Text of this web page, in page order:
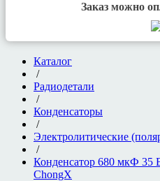
Заказ можно
Каталог
/
Радиодетали
/
Конденсаторы
/
Электролитические
/
Конденсатор 680 мкФ 35
ChongX